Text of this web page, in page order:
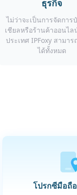
ธุรกิจ
ไม่ว่าจะเป็นการจัดกา
เชียลหรือร้านค้าออนไล
ประเทศ IPFoxy สามาร
ได้ทั้งหมด
โปรกซีมือถื